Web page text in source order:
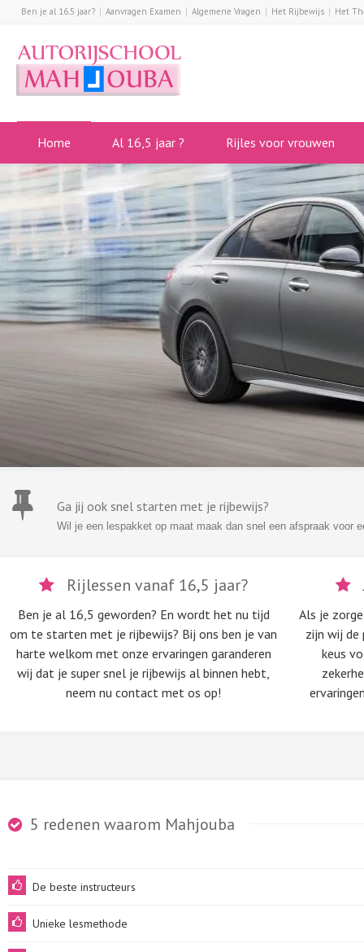
Ben je al 16.5 jaar? Aanvragen Examen Algemene Vragen Het Rijbewijs Het
Home Al 16,5 jaar ? Rijles voor vrouwen
Ga jij ook snel starten met je rijbewijs?
Wil je een lespakket op maat maak dan snel een afspraak voor
Rijlessen vanaf 16,5 jaar?
Ben je al 16,5 geworden? En wordt het nu tijd
om te starten met je rijbewijs? Bij ons ben je van
harte welkom met onze ervaringen garanderen
wij dat je super snel je rijbewijs al binnen hebt,
neem nu contact met os op!
Als je
zijn wij de
keus
5 redenen waarom Mahjouba
De beste instructeurs
Unieke lesmethode